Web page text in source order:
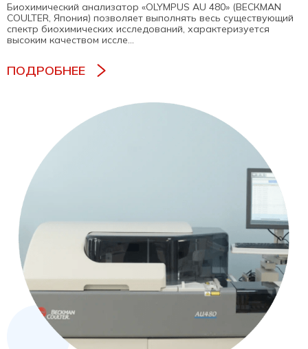
Биохимический анализатор «OLYMPUS AU 480» (BЕCКMAN
COULTER, Япония) позволяет выполнять весь существующий
спектр биохимических исследований, характеризуется
высоким качеством иссле...
ПОДРОБНЕЕ